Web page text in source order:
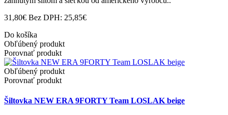
31,80€ Bez DPH: 25,85€
Do košíka
Obľúbený produkt
Porovnať produkt
Obľúbený produkt
Porovnať produkt
Šiltovka NEW ERA 9FORTY Team LOSLAK beige